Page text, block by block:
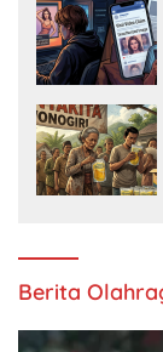
Berita